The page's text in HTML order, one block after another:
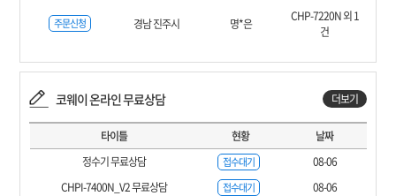
주문신청 경남 진주시 명*은
CHP-7220N 외 1
건
코웨이 온라인 무료상담 더보기
타이틀 현황
날짜
정수기 무료상담
접수대기
08-06
CHPI-7400N_V2 무료상담
접수대기
08-06